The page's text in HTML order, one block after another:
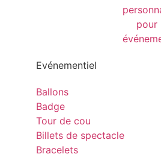
Evénementiel
Ballons
Badge
Tour de cou
Billets de spectacle
Bracelets